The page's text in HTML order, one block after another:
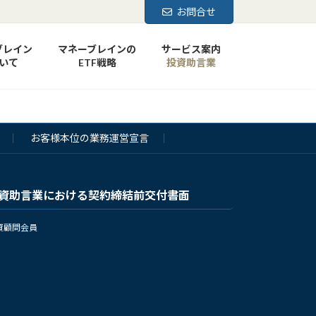
お問合せ
レイン
て
マネーブレインの
ETF戦略
サービス案内
投資助言業
お客様本位の業務運営宣言
助言業における契約締結前交付書面
顧問会員